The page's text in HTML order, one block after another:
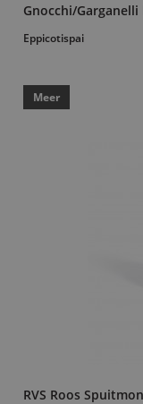
Gnocchi/
Eppicotispai
Meer
RVS Roos